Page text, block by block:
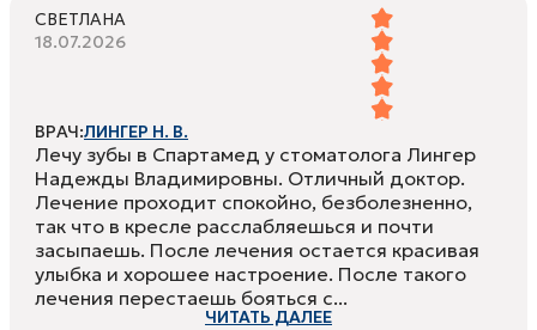
СВЕТЛАНА
18.07.2026
ВРАЧ:ЛИНГЕР Н. В.
Лечу зубы в Спартамед у стоматолога Лингер
Надежды Владимировны. Отличный доктор.
Лечение проходит спокойно, безболезненно,
так что в кресле расслабляешься и почти
засыпаешь. После лечения остается красивая
улыбка и хорошее настроение. После такого
лечения перестаешь бояться с...
ЧИТАТЬ ДАЛЕЕ